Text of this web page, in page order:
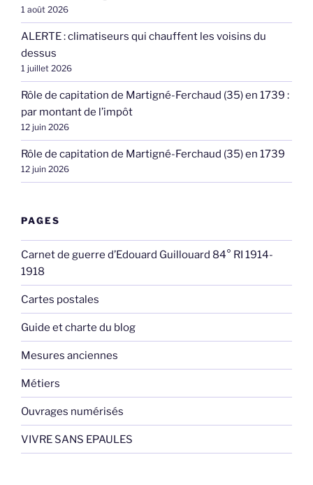
1 août 2026
ALERTE : climatiseurs qui chauffent les voisins du
dessus
1 juillet 2026
Rôle de capitation de Martigné-Ferchaud (35) en 1739 :
par montant de l’impôt
12 juin 2026
Rôle de capitation de Martigné-Ferchaud (35) en 1739
12 juin 2026
PAGES
Carnet de guerre d’Edouard Guillouard 84° RI 1914-
1918
Cartes postales
Guide et charte du blog
Mesures anciennes
Métiers
Ouvrages numérisés
VIVRE SANS EPAULES